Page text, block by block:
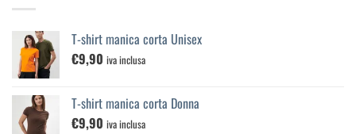
T-shirt manica corta Unisex
€9,90 iva inclusa
T-shirt manica corta Donna
€9,90 iva inclusa